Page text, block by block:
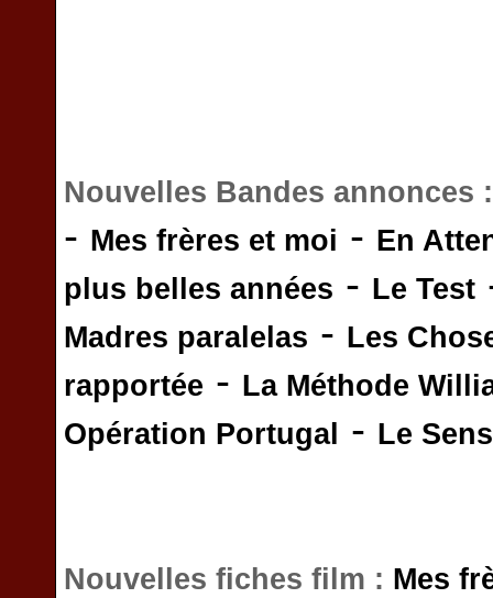
Nouvelles Bandes annonces
- Mes frères et moi - En
plus belles années - Le Test
Madres paralelas - Les
rapportée - La Méthode
Opération Portugal
- Le
Nouvelles fiches film : Mes